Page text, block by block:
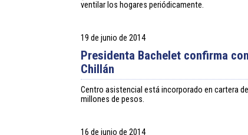
ventilar los hogares periódicamente.
19 de junio de 2014
Presidenta Bachelet confirma
Chillán
Centro asistencial está incorporado en cartera
millones de pesos.
16 de junio de 2014